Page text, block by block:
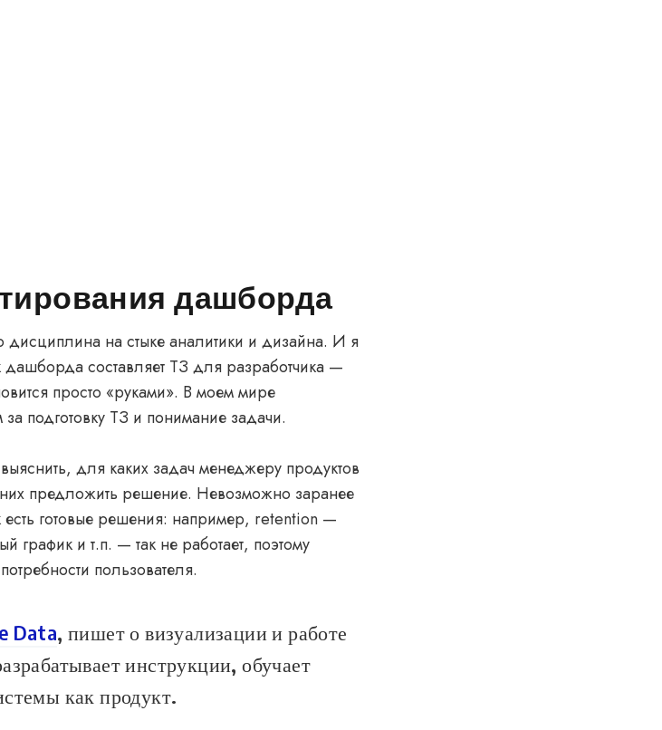
дашборда
на стыке аналитики и дизайна. И я
составляет ТЗ для разработчика —
просто «руками». В моем мире
за подготовку ТЗ и понимание задачи.
для каких задач менеджеру продуктов
предложить решение. Невозможно заранее
есть готовые решения: например, retention —
график и т.п. — так не работает, поэтому
пользователя.
Data, пишет о визуализации и работе
инструкции, обучает
как продукт.